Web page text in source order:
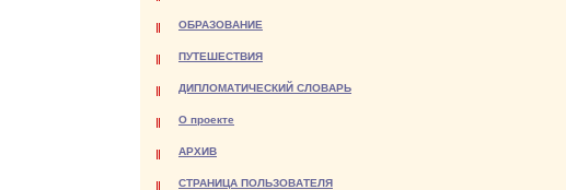
ОБРАЗОВАНИЕ
ПУТЕШЕСТВИЯ
ДИПЛОМАТИЧЕСКИЙ СЛОВАРЬ
О проекте
АРХИВ
СТРАНИЦА ПОЛЬЗОВАТЕЛЯ